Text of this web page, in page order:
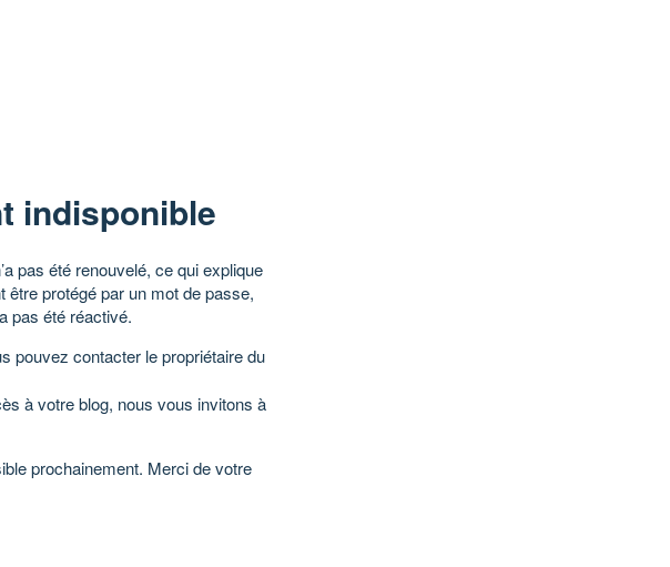
indisponible
pas été renouvelé, ce qui explique
protégé par un mot de passe,
pas été réactivé.
pouvez contacter le propriétaire du
à votre blog, nous vous invitons à
prochainement. Merci de votre